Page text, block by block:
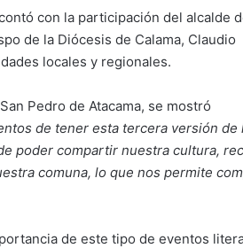
con la participación del alcalde
de la Diócesis de Calama, Claudio
locales y regionales.
Pedro de Atacama, se mostró
de tener esta tercera versión de
poder compartir nuestra cultura,
comuna, lo que nos permite
de este tipo de eventos